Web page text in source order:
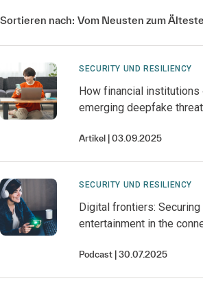
Sortieren nach: Vom Neusten zum
SECURITY UND RESILIENCY
How financial institutions
emerging deepfake threat
Artikel 03.09.2025
SECURITY UND RESILIENCY
Digital frontiers: Securing
entertainment in the
Podcast 30.07.2025